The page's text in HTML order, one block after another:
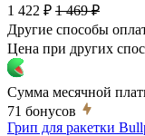
1 422 ₽ 1 469 ₽
Другие способы
Цена при других
Сумма месячной
71 бонусов
Грип для ракетки